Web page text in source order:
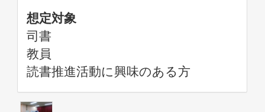
想定対象
司書
教員
読書推進活動に興味のある方